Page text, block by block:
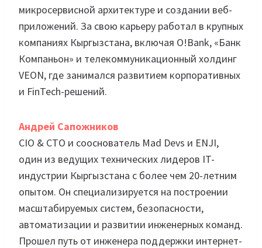
микросервисной архитектуре и создании веб-
приложений. За свою карьеру работал в крупных
компаниях Кыргызстана, включая O!Bank, «Банк
Компаньон» и телекоммуникационный холдинг
VEON, где занимался развитием корпоративных
и FinTech-решений.
Андрей Сапожников
CIO & CTO и сооснователь Mad Devs и ENJI,
один из ведущих технических лидеров IT-
индустрии Кыргызстана с более чем 20-летним
опытом. Он специализируется на построении
масштабируемых систем, безопасности,
автоматизации и развитии инженерных команд.
Прошел путь от инженера поддержки интернет-